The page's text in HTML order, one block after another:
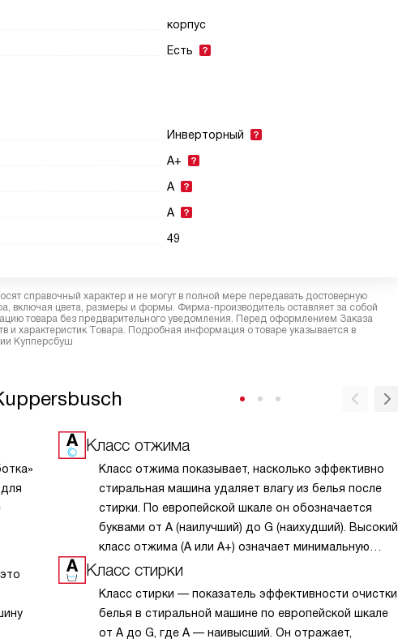
корпус
Есть
Инверторный
A+
A
A
49
справочный характер и не могут в полной мере передавать достоверную
включая цвета, размеры и формы. Фирма-производитель оставляет за собой
товара без предварительного уведомления. Перед оформлением Заказа
и характеристик Товара. Подробная информация о товаре указывается в
Купперсбуш
Класс отжима
Класс отжима показывает, насколько эффективно
стиральная машина удаляет влагу из белья после
стирки. По европейской шкале он обозначается
буквами от A (наилучший) до G (наихудший). Высокий
класс отжима (A или A+) означает минимальную
остаточную влажность, что сокращает время сушки
Класс стирки
Класс стирки — показатель эффективности очистки
белья в стиральной машине по европейской шкале
от A до G, где A — наивысший. Он отражает,